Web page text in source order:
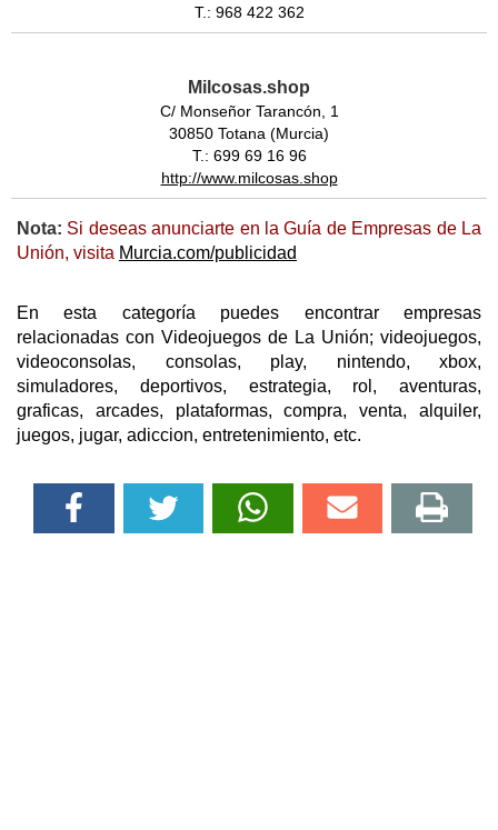
T.: 968 422 362
Milcosas.shop
C/ Monseñor Tarancón, 1
30850 Totana (Murcia)
T.: 699 69 16 96
http://www.milcosas.shop
Nota: Si deseas anunciarte en la Guía de Empresas de La
Unión, visita Murcia.com/publicidad
En esta categoría puedes encontrar empresas
relacionadas con Videojuegos de La Unión; videojuegos,
videoconsolas, consolas, play, nintendo, xbox,
simuladores, deportivos, estrategia, rol, aventuras,
graficas, arcades, plataformas, compra, venta, alquiler,
juegos, jugar, adiccion, entretenimiento, etc.